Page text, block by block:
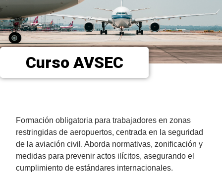
Curso AVSEC
Formación obligatoria para trabajadores en zonas
restringidas de aeropuertos, centrada en la seguridad
de la aviación civil. Aborda normativas, zonificación y
medidas para prevenir actos ilícitos, asegurando el
cumplimiento de estándares internacionales.